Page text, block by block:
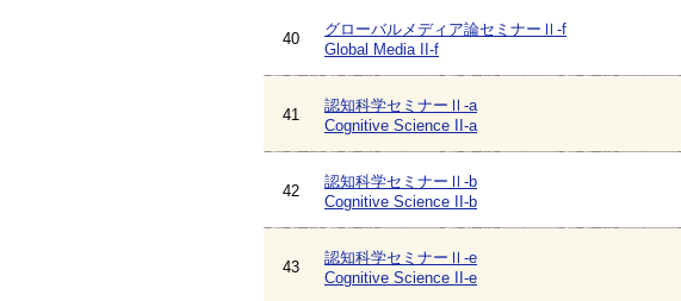
40
グローバルメディア論セミナーⅡ-f
Global Media II-f
41
認知科学セミナーⅡ-a
Cognitive Science II-a
42
認知科学セミナーⅡ-b
Cognitive Science II-b
43
認知科学セミナーⅡ-e
Cognitive Science II-e